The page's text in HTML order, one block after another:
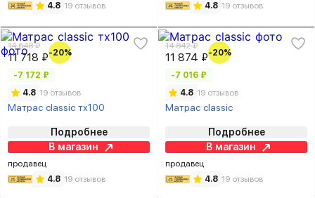
4.8 19 отзывов
4.8 19 отзывов
14 648 ₽
11 718 ₽-20%
-7 172 ₽
4.8 19 отзывов
Матрас classic тх100
Подробнее
В магазин
продавец
4.8 19 отзывов
14 842 ₽
11 874 ₽-20%
-7 016 ₽
4.8 19 отзывов
Матрас classic
Подробнее
В магазин
продавец
4.8 19 отзывов